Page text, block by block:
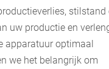
stilstand
uw productie en
apparatuur optimaal
we het belangrijk om